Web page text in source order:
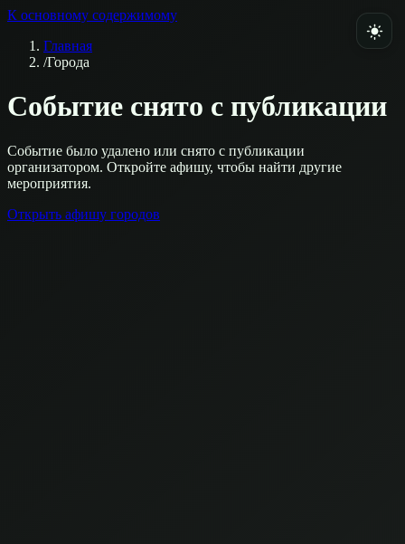
К основному содержимому
Главная
/Города
Событие снято с публикации
Событие было удалено или снято с публикации
организатором. Откройте афишу, чтобы найти другие
мероприятия.
Открыть афишу городов